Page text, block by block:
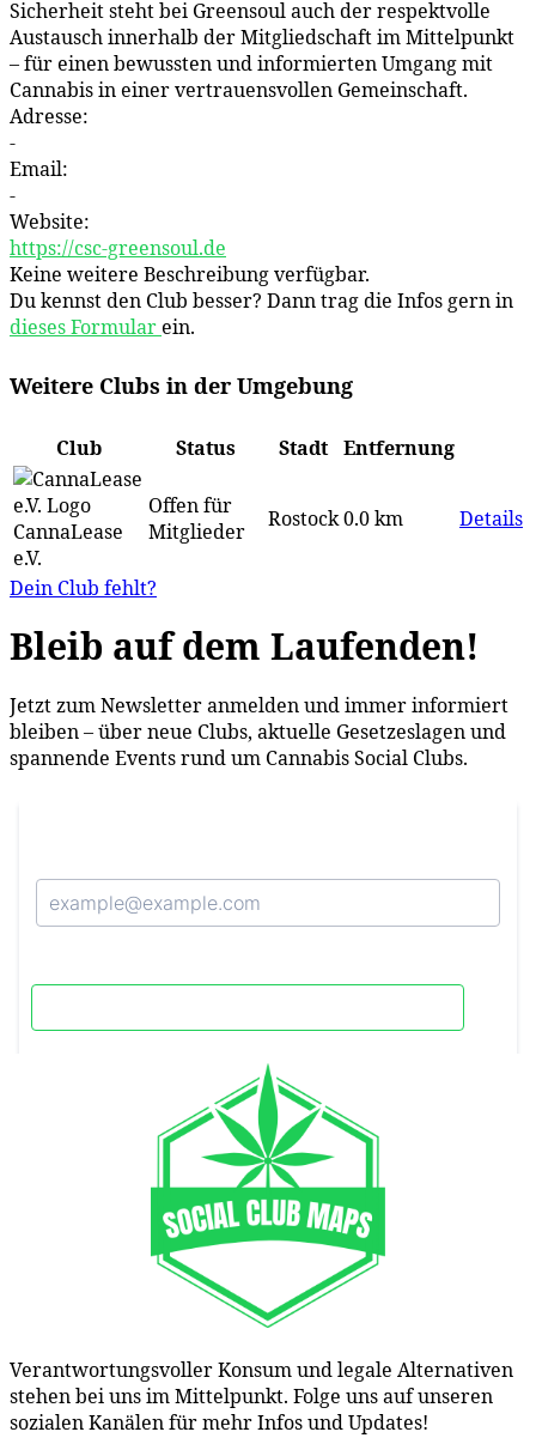
Sicherheit steht bei Greensoul auch der respektvolle
Austausch innerhalb der Mitgliedschaft im Mittelpunkt
– für einen bewussten und informierten Umgang mit
Cannabis in einer vertrauensvollen Gemeinschaft.
Adresse:
-
Email:
-
Website:
https://csc-greensoul.de
Keine weitere Beschreibung verfügbar.
Du kennst den Club besser? Dann trag die Infos gern in
dieses Formularein.
Weitere Clubs in der Umgebung
Club Status Stadt Entfernung
CannaLease
e.V.
Offen für
Mitglieder
Rostock0.0 km Details
Dein Club fehlt?
Bleib auf dem Laufenden!
Jetzt zum Newsletter anmelden und immer informiert
bleiben – über neue Clubs, aktuelle Gesetzeslagen und
spannende Events rund um Cannabis Social Clubs.
Verantwortungsvoller Konsum und legale Alternativen
stehen bei uns im Mittelpunkt. Folge uns auf unseren
sozialen Kanälen für mehr Infos und Updates!